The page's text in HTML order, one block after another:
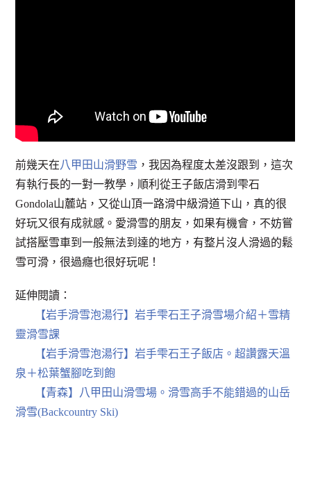
前幾天在八甲田山滑野雪 ，我因為程度太差沒跟到，這次
有執行長的一對一教學，順利從王子飯店滑到雫石
Gondola山麓站，又從山頂一路滑中級滑道下山，真的很
好玩又很有成就感。愛滑雪的朋友，如果有機會，不妨嘗
試搭壓雪車到一般無法到達的地方，有整片沒人滑過的鬆
雪可滑，很過癮也很好玩呢！
延伸閱讀：
【岩手滑雪泡湯行】岩手雫石王子滑雪場介紹＋雪精
靈滑雪課
【岩手滑雪泡湯行】岩手雫石王子飯店。超讚露天溫
泉＋松葉蟹腳吃到飽
【青森】八甲田山滑雪場。滑雪高手不能錯過的山岳
滑雪(Backcountry Ski)